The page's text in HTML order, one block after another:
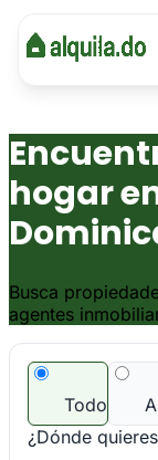
hogar
Busca
agentes
Todo
¿Dónde